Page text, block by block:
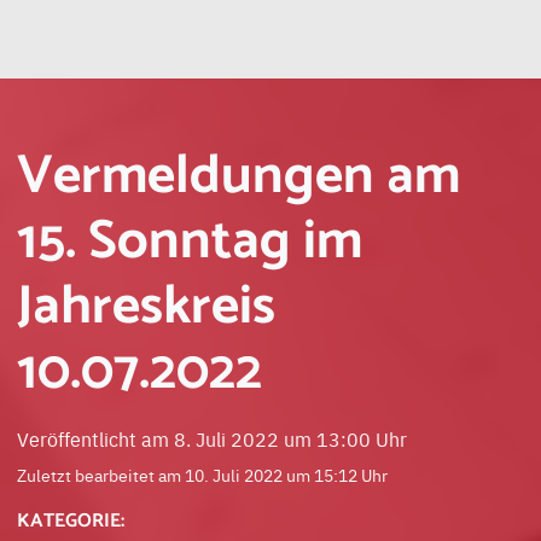
Vermeldungen am
15. Sonntag im
Jahreskreis
10.07.2022
Veröffentlicht am 8. Juli 2022 um 13:00 Uhr
Zuletzt bearbeitet am 10. Juli 2022 um 15:12 Uhr
KATEGORIE: